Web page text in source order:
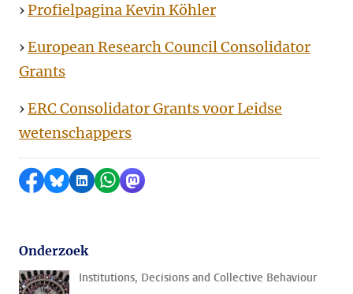
›Profielpagina Kevin Köhler
›European Research Council Consolidator
Grants
›ERC Consolidator Grants voor Leidse
wetenschappers
Delen op Facebook
Delen via Bluesky
Delen op LinkedIn
Delen via WhatsApp
Delen via Mastodon
Onderzoek
Institutions, Decisions and Collective Behaviour